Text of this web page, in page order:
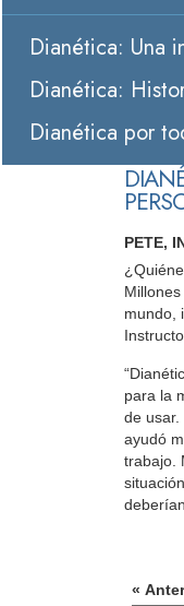
Dianética: Una
Dianética:
Dianética por
PETE,
mundo,
para la
de usar.
ayudó
trabajo.
«